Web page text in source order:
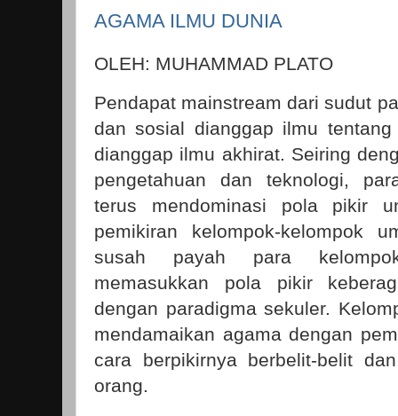
AGAMA ILMU DUNIA
OLEH: MUHAMMAD PLATO
Pendapat mainstream dari sudut
dan sosial dianggap ilmu
dianggap ilmu akhirat. Seiring
pengetahuan dan teknologi,
terus mendominasi pola pikir
pemikiran kelompok-kelompok
susah payah para
memasukkan pola pikir
dengan paradigma sekuler.
mendamaikan agama dengan
cara berpikirnya berbelit-belit
orang.